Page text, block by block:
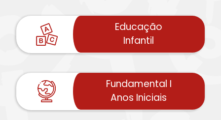
Educação
Infantil
Fundamental I
Anos Iniciais